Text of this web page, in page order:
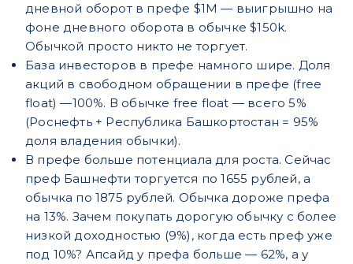
дневной оборот в префе $1М — выигрышно на
фоне дневного оборота в обычке $150k.
Обычкой просто никто не торгует.
База инвесторов в префе намного шире. Доля
акций в свободном обращении в префе (free
float) —100%. В обычке free float — всего 5%
(Роснефть + Республика Башкортостан = 95%
доля владения обычки).
В префе больше потенциала для роста. Сейчас
преф Башнефти торгуется по 1655 рублей, а
обычка по 1875 рублей. Обычка дороже префа
на 13%. Зачем покупать дорогую обычку с более
низкой доходностью (9%), когда есть преф уже
под 10%? Апсайд у префа больше — 62%, а у